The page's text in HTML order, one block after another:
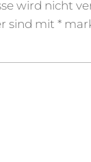
wird nicht
sind mit *